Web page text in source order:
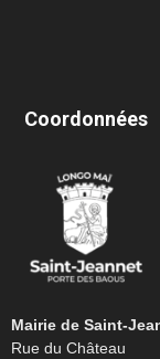
Coordonnées
Mairie de Saint-
Rue du Château